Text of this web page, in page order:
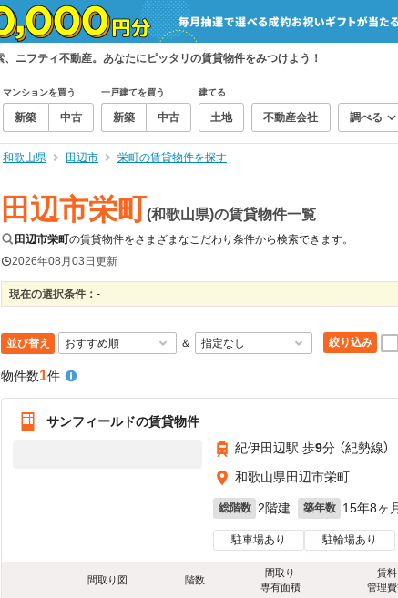
ニフティ不動産。あなたにピッタリの賃貸物件をみつけよう！
マンションを買う
新築 中古
一戸建てを買う
新築 中古
建てる
土地 不動産会社 調べる
和歌山県 田辺市 栄町の賃貸物件を探す
田辺市栄町(和歌山県)の賃貸物件一覧
田辺市栄町の賃貸物件をさまざまなこだわり条件から検索できます。
2026年08月03日更新
現在の選択条件： -
並び替え ＆ 絞り込み
物件数1件
サンフィールドの賃貸物件
紀伊田辺駅 歩9分 （紀勢線）
和歌山県田辺市栄町
総階数 2階建 築年数 15年8ヶ
駐車場あり 駐輪場あり
間取り図 階数
間取り
専有面積
賃料
管理